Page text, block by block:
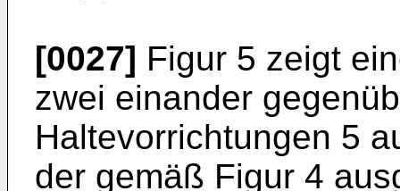
[0027] Figur 5 zeigt
zwei einander
Haltevorrichtungen 5
der gemäß Figur 4